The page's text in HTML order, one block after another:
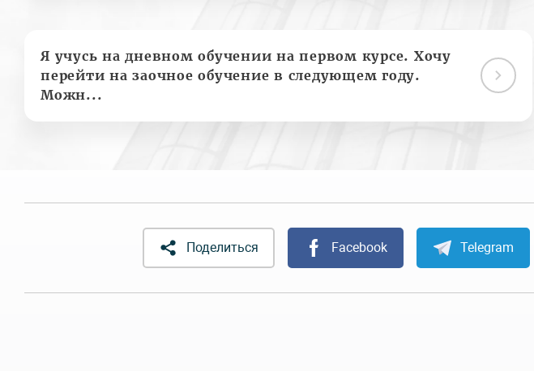
Я учусь на дневном обучении на первом курсе. Хочу
перейти на заочное обучение в следующем году.
Можн...
Поделиться Facebook Telegram